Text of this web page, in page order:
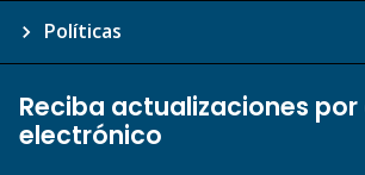
Políticas
Reciba actualizaciones
electrónico